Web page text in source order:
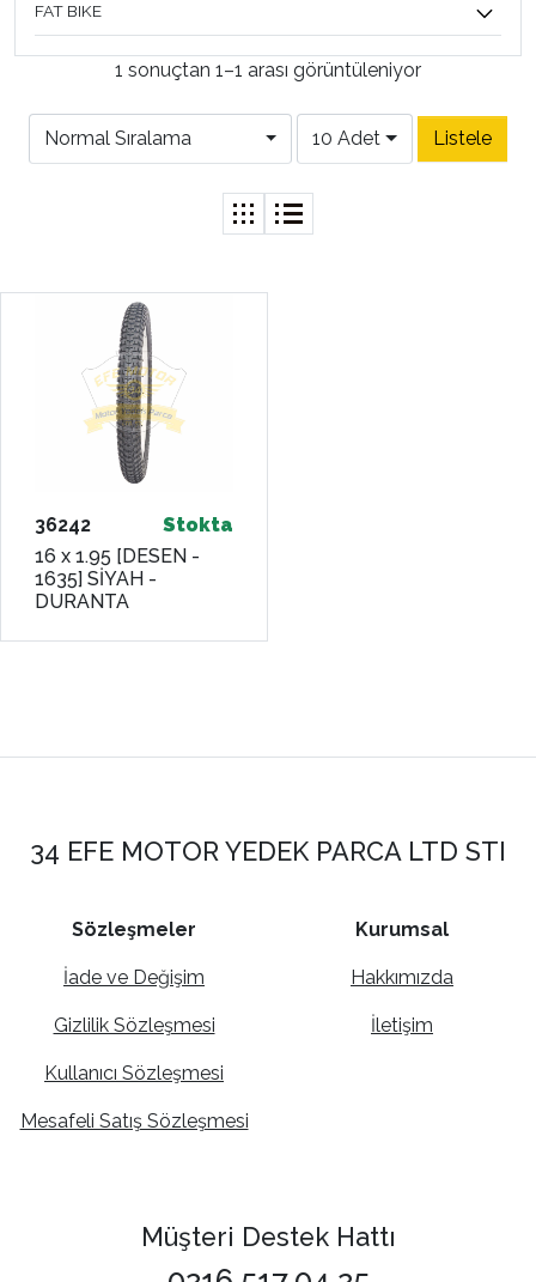
FAT BIKE
1 sonuçtan 1–1 arası görüntüleniyor
Normal Sıralama 10 Adet
36242
Stokta
16 x 1.95 [DESEN -
1635] SİYAH -
DURANTA
34 EFE MOTOR YEDEK PARCA LTD STI
Sözleşmeler
İade ve Değişim
Gizlilik Sözleşmesi
Kullanıcı Sözleşmesi
Mesafeli Satış Sözleşmesi
Kurumsal
Hakkımızda
İletişim
Müşteri Destek Hattı